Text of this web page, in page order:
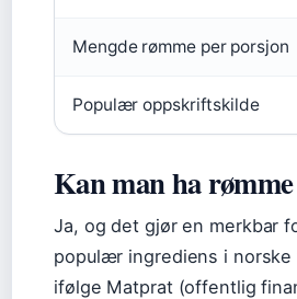
Mengde rømme per porsjon
Populær oppskriftskilde
Kan man ha
Ja, og det gjør en merkbar
populær ingrediens i
ifølge Matprat (offentlig